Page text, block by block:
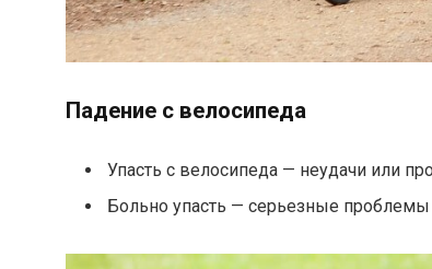
Падение с велосипеда
Упасть с велосипеда — неудачи или
Больно упасть — серьезные проблемы